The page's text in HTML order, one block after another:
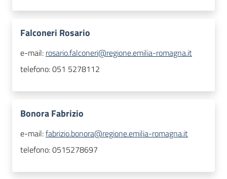
Falconeri Rosario
e-mail: rosario.falconeri@regione.emilia-romagna.it
telefono:051 5278112
Bonora Fabrizio
e-mail:fabrizio.bonora@regione.emilia-romagna.it
telefono:0515278697